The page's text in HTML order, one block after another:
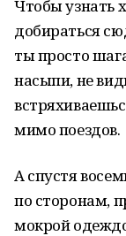
Чтобы узнать
добираться
ты просто
насыпи, не
мимо поездов.
А спустя
по сторонам,
мокрой